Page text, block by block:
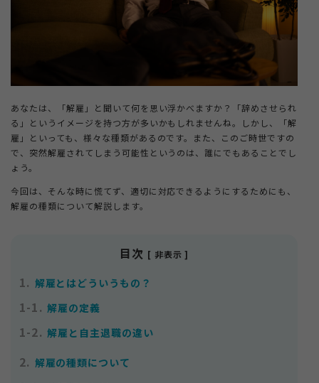
退職コンシェルジュについて
あなたは、「解雇」と聞いて何を思い浮かべますか？「辞めさせられ
る」というイメージを持つ方が多いかもしれませんね。しかし、「解
雇」といっても、様々な種類があるのです。また、このご時世ですの
で、突然解雇されてしまう可能性というのは、誰にでもあることでし
ょう。
今回は、そんな時に慌てず、適切に対応できるようにするためにも、
解雇の種類について解説します。
目次 [ 非表示 ]
1. 解雇とはどういうもの？
1-1. 解雇の定義
1-2. 解雇と自主退職の違い
2. 解雇の種類について